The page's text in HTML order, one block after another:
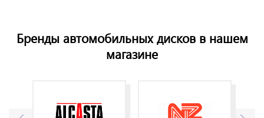
Бренды автомобильных дисков в нашем
магазине